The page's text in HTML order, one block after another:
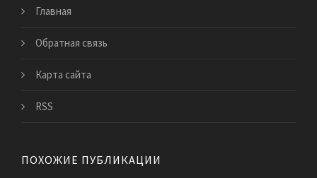
Главная
Обратная связь
Карта сайта
RSS
ПОХОЖИЕ ПУБЛИКАЦИИ